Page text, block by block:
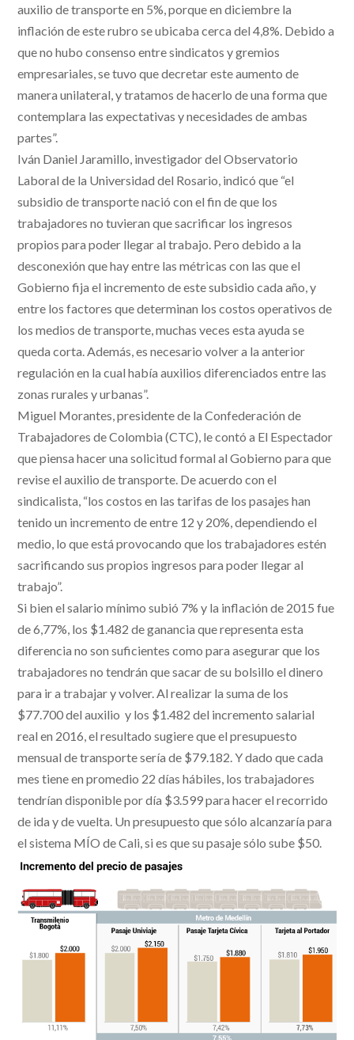
auxilio de transporte en 5%, porque en diciembre la
inflación de este rubro se ubicaba cerca del 4,8%. Debido a
que no hubo consenso entre sindicatos y gremios
empresariales, se tuvo que decretar este aumento de
manera unilateral, y tratamos de hacerlo de una forma que
contemplara las expectativas y necesidades de ambas
partes”.
Iván Daniel Jaramillo, investigador del Observatorio
Laboral de la Universidad del Rosario, indicó que “el
subsidio de transporte nació con el fin de que los
trabajadores no tuvieran que sacrificar los ingresos
propios para poder llegar al trabajo. Pero debido a la
desconexión que hay entre las métricas con las que el
Gobierno fija el incremento de este subsidio cada año, y
entre los factores que determinan los costos operativos de
los medios de transporte, muchas veces esta ayuda se
queda corta. Además, es necesario volver a la anterior
regulación en la cual había auxilios diferenciados entre las
zonas rurales y urbanas”.
Miguel Morantes, presidente de la Confederación de
Trabajadores de Colombia (CTC), le contó a El Espectador
que piensa hacer una solicitud formal al Gobierno para que
revise el auxilio de transporte. De acuerdo con el
sindicalista, “los costos en las tarifas de los pasajes han
tenido un incremento de entre 12 y 20%, dependiendo el
medio, lo que está provocando que los trabajadores estén
sacrificando sus propios ingresos para poder llegar al
trabajo”.
Si bien el salario mínimo subió 7% y la inflación de 2015 fue
de 6,77%, los $1.482 de ganancia que representa esta
diferencia no son suficientes como para asegurar que los
trabajadores no tendrán que sacar de su bolsillo el dinero
para ir a trabajar y volver. Al realizar la suma de los
$77.700 del auxilio y los $1.482 del incremento salarial
real en 2016, el resultado sugiere que el presupuesto
mensual de transporte sería de $79.182. Y dado que cada
mes tiene en promedio 22 días hábiles, los trabajadores
tendrían disponible por día $3.599 para hacer el recorrido
de ida y de vuelta. Un presupuesto que sólo alcanzaría para
el sistema MÍO de Cali, si es que su pasaje sólo sube $50.